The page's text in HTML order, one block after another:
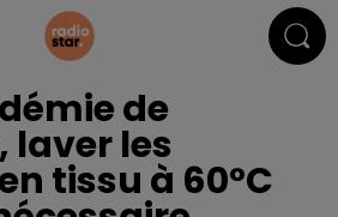
de
laver les
tissu à 60°C